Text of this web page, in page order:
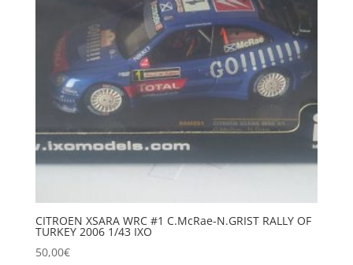
CITROEN XSARA WRC #1 C.McRae-N.GRIST RALLY OF
TURKEY 2006 1/43 IXO
50,00€